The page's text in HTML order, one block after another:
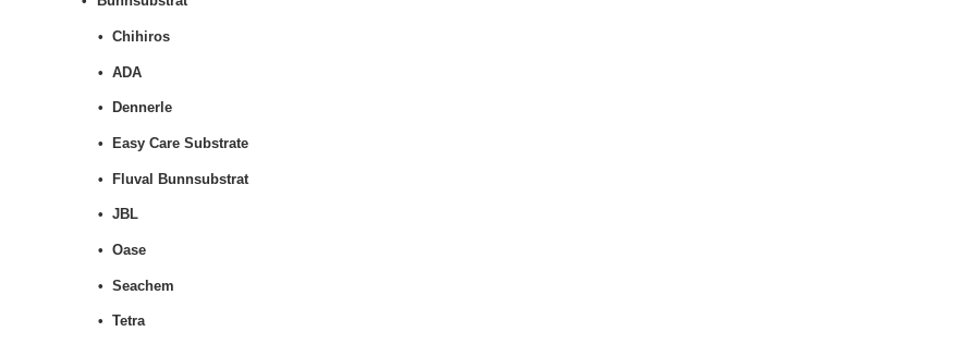
Chihiros
ADA
Dennerle
Easy Care Substrate
Fluval Bunnsubstrat
JBL
Oase
Seachem
Tetra